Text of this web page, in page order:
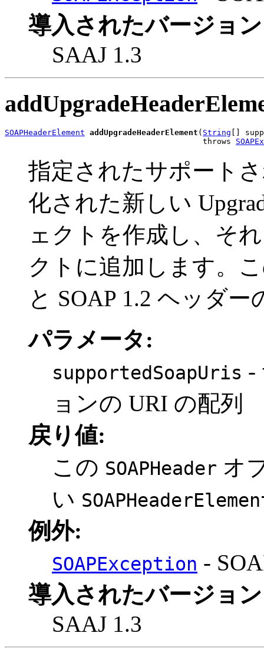
導入されたバージョ
SAAJ 1.3
SOAPHeaderElement addUpgradeHeaderElement ( String []
                                          throws
指定されたサポート
化された新しい
ェクトを作成し、そ
クトに追加します。
と SOAP 1.2 ヘッダ
パラメータ:
supportedSoapUris -
ョンの URI の配列
戻り値:
この SOAPHeader オ
い
例外:
SOAPException -
導入されたバージョ
SAAJ 1.3